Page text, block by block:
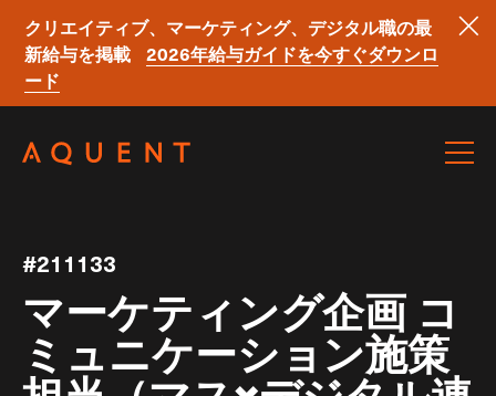
クリエイティブ、マーケティング、デジタル職の最
新給与を掲載
2026年給与ガイドを今すぐダウンロ
ード
#211133
マーケティング企画 コ
ミュニケーション施策